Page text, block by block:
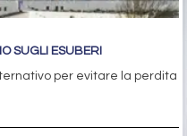
SUGLI ESUBERI
per evitare la perdita